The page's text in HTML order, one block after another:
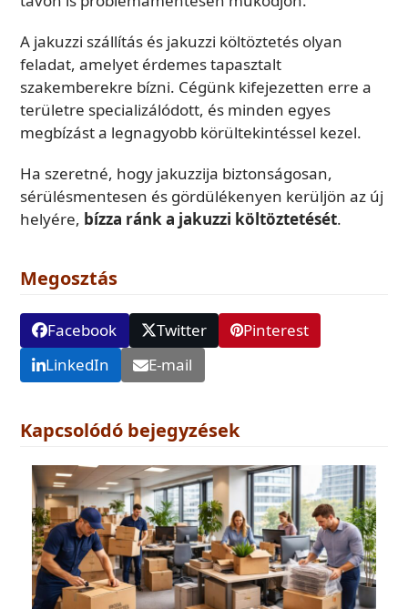
A jakuzzi szállítás és jakuzzi költöztetés olyan
feladat, amelyet érdemes tapasztalt
szakemberekre bízni. Cégünk kifejezetten erre a
területre specializálódott, és minden egyes
megbízást a legnagyobb körültekintéssel kezel.
Ha szeretné, hogy jakuzzija biztonságosan,
sérülésmentesen és gördülékenyen kerüljön az új
helyére, bízza ránk a jakuzzi költöztetését.
Megosztás
Facebook Twitter
Pinterest
LinkedIn
E-mail
Kapcsolódó bejegyzések